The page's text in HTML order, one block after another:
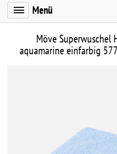
Menü
Möve
aquamarine einfarbig